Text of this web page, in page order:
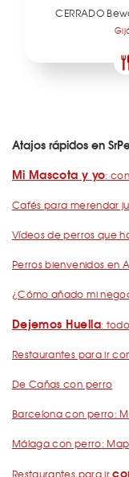
CERRADO
Atajos rápidos en
Mi Mascota y yo:
Cafés para merendar
Vídeos de perros que
Perros bienvenidos en
¿Cómo añado mi
Dejemos Huella:
Restaurantes para ir
De Cañas con perro
Barcelona con perro:
Málaga con perro: